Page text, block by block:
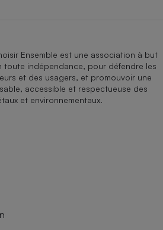
Ensemble est une association à but
toute indépendance, pour défendre les
et des usagers, et promouvoir une
accessible et respectueuse des
et environnementaux.